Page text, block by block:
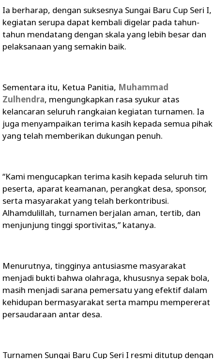
Ia berharap, dengan suksesnya Sungai Baru Cup Seri I,
kegiatan serupa dapat kembali digelar pada tahun-
tahun mendatang dengan skala yang lebih besar dan
pelaksanaan yang semakin baik.
Sementara itu, Ketua Panitia, Muhammad
Zulhendra, mengungkapkan rasa syukur atas
kelancaran seluruh rangkaian kegiatan turnamen. Ia
juga menyampaikan terima kasih kepada semua pihak
yang telah memberikan dukungan penuh.
“Kami mengucapkan terima kasih kepada seluruh tim
peserta, aparat keamanan, perangkat desa, sponsor,
serta masyarakat yang telah berkontribusi.
Alhamdulillah, turnamen berjalan aman, tertib, dan
menjunjung tinggi sportivitas,” katanya.
Menurutnya, tingginya antusiasme masyarakat
menjadi bukti bahwa olahraga, khususnya sepak bola,
masih menjadi sarana pemersatu yang efektif dalam
kehidupan bermasyarakat serta mampu mempererat
persaudaraan antar desa.
Turnamen Sungai Baru Cup Seri I resmi ditutup dengan